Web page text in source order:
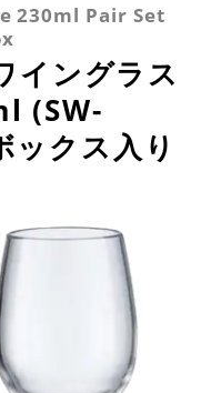
230ml Pair Set
イングラス
(SW-
クス入り